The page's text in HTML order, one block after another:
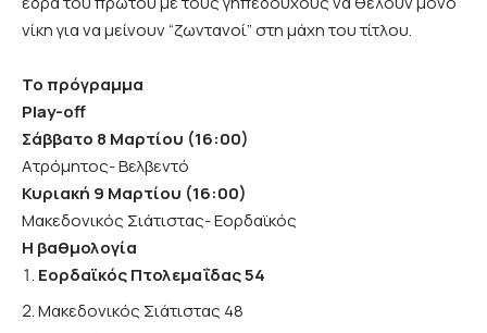
νίκη για να μείνουν “ζωντανοί” στη μάχη του τίτλου.
Το πρόγραμμα
Play-off
Σάββατο 8 Μαρτίου (16:00)
Ατρόμητος- Βελβεντό
Κυριακή 9 Μαρτίου (16:00)
Μακεδονικός Σιάτιστας- Εορδαϊκός
Η βαθμολογία
Εορδαϊκός Πτολεμαΐδας 54
Μακεδονικός Σιάτιστας 48